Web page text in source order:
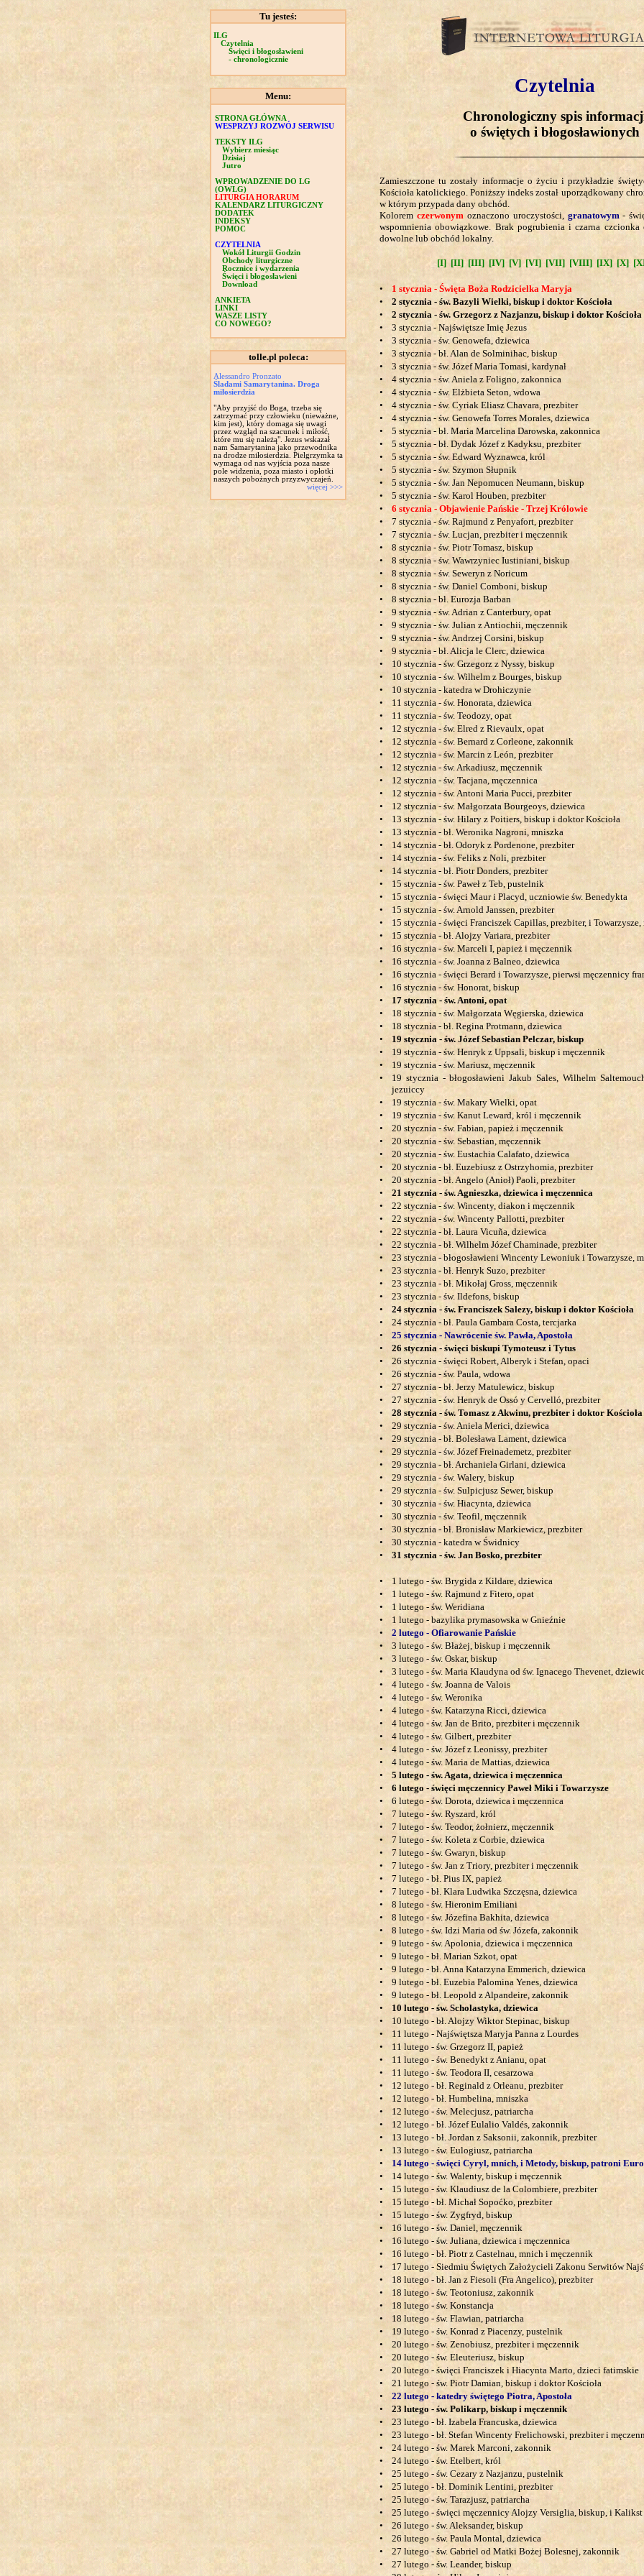
Tu jesteś:
ILG
Czytelnia
Święci i błogosławieni
- chronologicznie
Menu:
STRONA GŁÓWNA
WESPRZYJ ROZWÓJ SERWISU
TEKSTY ILG
Wybierz miesiąc
Dzisiaj
Jutro
WPROWADZENIE DO LG
(OWLG)
LITURGIA HORARUM
KALENDARZ LITURGICZNY
DODATEK
INDEKSY
POMOC
CZYTELNIA
Wokół Liturgii Godzin
Obchody liturgiczne
Rocznice i wydarzenia
Święci i błogosławieni
Download
ANKIETA
LINKI
WASZE LISTY
CO NOWEGO?
tolle.pl poleca:
Alessandro Pronzato
Śladami Samarytanina. Droga
miłosierdzia
"Aby przyjść do Boga, trzeba się
zatrzymać przy człowieku (nieważne,
kim jest), który domaga się uwagi
przez wzgląd na szacunek i miłość,
które mu się należą". Jezus wskazał
nam Samarytanina jako przewodnika
na drodze miłosierdzia. Pielgrzymka ta
wymaga od nas wyjścia poza nasze
pole widzenia, poza miasto i opłotki
naszych pobożnych przyzwyczajeń.
więcej >>>
Czytelnia
Chronologiczny spis
o świętych i błogosławionych
Zamieszczone tu zostały informacje o życiu i przykładzie
Kościoła katolickiego. Poniższy indeks został uporządkowany
w którym przypada dany obchód.
Koloremczerwonymoznaczono uroczystości, granatowym-
wspomnienia obowiązkowe. Brak pogrubienia i czarna czcionka
dowolne lub obchód lokalny.
[I] [II] [III] [IV] [V] [VI] [VII] [VIII] [IX] [X]
•
1 stycznia - Święta Boża Rodzicielka Maryja
•
2 stycznia - św. Bazyli Wielki, biskup i doktor Kościoła
•
2 stycznia - św. Grzegorz z Nazjanzu, biskup i doktor Kościoła
•
3 stycznia - Najświętsze Imię Jezus
•
3 stycznia - św. Genowefa, dziewica
•
3 stycznia - bł. Alan de Solminihac, biskup
•
3 stycznia - św. Józef Maria Tomasi, kardynał
•
4 stycznia - św. Aniela z Foligno, zakonnica
•
4 stycznia - św. Elżbieta Seton, wdowa
•
4 stycznia - św. Cyriak Eliasz Chavara, prezbiter
•
4 stycznia - św. Genowefa Torres Morales, dziewica
•
5 stycznia - bł. Maria Marcelina Darowska, zakonnica
•
5 stycznia - bł. Dydak Józef z Kadyksu, prezbiter
•
5 stycznia - św. Edward Wyznawca, król
•
5 stycznia - św. Szymon Słupnik
•
5 stycznia - św. Jan Nepomucen Neumann, biskup
•
5 stycznia - św. Karol Houben, prezbiter
•
6 stycznia - Objawienie Pańskie - Trzej Królowie
•
7 stycznia - św. Rajmund z Penyafort, prezbiter
•
7 stycznia - św. Lucjan, prezbiter i męczennik
•
8 stycznia - św. Piotr Tomasz, biskup
•
8 stycznia - św. Wawrzyniec Iustiniani, biskup
•
8 stycznia - św. Seweryn z Noricum
•
8 stycznia - św. Daniel Comboni, biskup
•
8 stycznia - bł. Eurozja Barban
•
9 stycznia - św. Adrian z Canterbury, opat
•
9 stycznia - św. Julian z Antiochii, męczennik
•
9 stycznia - św. Andrzej Corsini, biskup
•
9 stycznia - bł. Alicja le Clerc, dziewica
•
10 stycznia - św. Grzegorz z Nyssy, biskup
•
10 stycznia - św. Wilhelm z Bourges, biskup
•
10 stycznia - katedra w Drohiczynie
•
11 stycznia - św. Honorata, dziewica
•
11 stycznia - św. Teodozy, opat
•
12 stycznia - św. Elred z Rievaulx, opat
•
12 stycznia - św. Bernard z Corleone, zakonnik
•
12 stycznia - św. Marcin z León, prezbiter
•
12 stycznia - św. Arkadiusz, męczennik
•
12 stycznia - św. Tacjana, męczennica
•
12 stycznia - św. Antoni Maria Pucci, prezbiter
•
12 stycznia - św. Małgorzata Bourgeoys, dziewica
•
13 stycznia - św. Hilary z Poitiers, biskup i doktor Kościoła
•
13 stycznia - bł. Weronika Nagroni, mniszka
•
14 stycznia - bł. Odoryk z Pordenone, prezbiter
•
14 stycznia - św. Feliks z Noli, prezbiter
•
14 stycznia - bł. Piotr Donders, prezbiter
•
15 stycznia - św. Paweł z Teb, pustelnik
•
15 stycznia - święci Maur i Placyd, uczniowie św. Benedykta
•
15 stycznia - św. Arnold Janssen, prezbiter
•
15 stycznia - święci Franciszek Capillas, prezbiter, i
•
15 stycznia - bł. Alojzy Variara, prezbiter
•
16 stycznia - św. Marceli I, papież i męczennik
•
16 stycznia - św. Joanna z Balneo, dziewica
•
16 stycznia - święci Berard i Towarzysze, pierwsi męczennicy
•
16 stycznia - św. Honorat, biskup
•
17 stycznia - św. Antoni, opat
•
18 stycznia - św. Małgorzata Węgierska, dziewica
•
18 stycznia - bł. Regina Protmann, dziewica
•
19 stycznia - św. Józef Sebastian Pelczar, biskup
•
19 stycznia - św. Henryk z Uppsali, biskup i męczennik
•
19 stycznia - św. Mariusz, męczennik
•
19 stycznia - błogosławieni Jakub Sales, Wilhelm
jezuiccy
•
19 stycznia - św. Makary Wielki, opat
•
19 stycznia - św. Kanut Leward, król i męczennik
•
20 stycznia - św. Fabian, papież i męczennik
•
20 stycznia - św. Sebastian, męczennik
•
20 stycznia - św. Eustachia Calafato, dziewica
•
20 stycznia - bł. Euzebiusz z Ostrzyhomia, prezbiter
•
20 stycznia - bł. Angelo (Anioł) Paoli, prezbiter
•
21 stycznia - św. Agnieszka, dziewica i męczennica
•
22 stycznia - św. Wincenty, diakon i męczennik
•
22 stycznia - św. Wincenty Pallotti, prezbiter
•
22 stycznia - bł. Laura Vicuña, dziewica
•
22 stycznia - bł. Wilhelm Józef Chaminade, prezbiter
•
23 stycznia - błogosławieni Wincenty Lewoniuk i Towarzysze,
•
23 stycznia - bł. Henryk Suzo, prezbiter
•
23 stycznia - bł. Mikołaj Gross, męczennik
•
23 stycznia - św. Ildefons, biskup
•
24 stycznia - św. Franciszek Salezy, biskup i doktor Kościoła
•
24 stycznia - bł. Paula Gambara Costa, tercjarka
•
25 stycznia - Nawrócenie św. Pawła, Apostoła
•
26 stycznia - święci biskupi Tymoteusz i Tytus
•
26 stycznia - święci Robert, Alberyk i Stefan, opaci
•
26 stycznia - św. Paula, wdowa
•
27 stycznia - bł. Jerzy Matulewicz, biskup
•
27 stycznia - św. Henryk de Ossó y Cervelló, prezbiter
•
28 stycznia - św. Tomasz z Akwinu, prezbiter i doktor Kościoła
•
29 stycznia - św. Aniela Merici, dziewica
•
29 stycznia - bł. Bolesława Lament, dziewica
•
29 stycznia - św. Józef Freinademetz, prezbiter
•
29 stycznia - bł. Archaniela Girlani, dziewica
•
29 stycznia - św. Walery, biskup
•
29 stycznia - św. Sulpicjusz Sewer, biskup
•
30 stycznia - św. Hiacynta, dziewica
•
30 stycznia - św. Teofil, męczennik
•
30 stycznia - bł. Bronisław Markiewicz, prezbiter
•
30 stycznia - katedra w Świdnicy
•
31 stycznia - św. Jan Bosko, prezbiter
•
1 lutego - św. Brygida z Kildare, dziewica
•
1 lutego - św. Rajmund z Fitero, opat
•
1 lutego - św. Weridiana
•
1 lutego - bazylika prymasowska w Gnieźnie
•
2 lutego - Ofiarowanie Pańskie
•
3 lutego - św. Błażej, biskup i męczennik
•
3 lutego - św. Oskar, biskup
•
3 lutego - św. Maria Klaudyna od św. Ignacego Thevenet,
•
4 lutego - św. Joanna de Valois
•
4 lutego - św. Weronika
•
4 lutego - św. Katarzyna Ricci, dziewica
•
4 lutego - św. Jan de Brito, prezbiter i męczennik
•
4 lutego - św. Gilbert, prezbiter
•
4 lutego - św. Józef z Leonissy, prezbiter
•
4 lutego - św. Maria de Mattias, dziewica
•
5 lutego - św. Agata, dziewica i męczennica
•
6 lutego - święci męczennicy Paweł Miki i Towarzysze
•
6 lutego - św. Dorota, dziewica i męczennica
•
7 lutego - św. Ryszard, król
•
7 lutego - św. Teodor, żołnierz, męczennik
•
7 lutego - św. Koleta z Corbie, dziewica
•
7 lutego - św. Gwaryn, biskup
•
7 lutego - św. Jan z Triory, prezbiter i męczennik
•
7 lutego - bł. Pius IX, papież
•
7 lutego - bł. Klara Ludwika Szczęsna, dziewica
•
8 lutego - św. Hieronim Emiliani
•
8 lutego - św. Józefina Bakhita, dziewica
•
8 lutego - św. Idzi Maria od św. Józefa, zakonnik
•
9 lutego - św. Apolonia, dziewica i męczennica
•
9 lutego - bł. Marian Szkot, opat
•
9 lutego - bł. Anna Katarzyna Emmerich, dziewica
•
9 lutego - bł. Euzebia Palomina Yenes, dziewica
•
9 lutego - bł. Leopold z Alpandeire, zakonnik
•
10 lutego - św. Scholastyka, dziewica
•
10 lutego - bł. Alojzy Wiktor Stepinac, biskup
•
11 lutego - Najświętsza Maryja Panna z Lourdes
•
11 lutego - św. Grzegorz II, papież
•
11 lutego - św. Benedykt z Anianu, opat
•
11 lutego - św. Teodora II, cesarzowa
•
12 lutego - bł. Reginald z Orleanu, prezbiter
•
12 lutego - bł. Humbelina, mniszka
•
12 lutego - św. Melecjusz, patriarcha
•
12 lutego - bł. Józef Eulalio Valdés, zakonnik
•
13 lutego - bł. Jordan z Saksonii, zakonnik, prezbiter
•
13 lutego - św. Eulogiusz, patriarcha
•
14 lutego - święci Cyryl, mnich, i Metody, biskup, patroni
•
14 lutego - św. Walenty, biskup i męczennik
•
15 lutego - św. Klaudiusz de la Colombiere, prezbiter
•
15 lutego - bł. Michał Sopoćko, prezbiter
•
15 lutego - św. Zygfryd, biskup
•
16 lutego - św. Daniel, męczennik
•
16 lutego - św. Juliana, dziewica i męczennica
•
16 lutego - bł. Piotr z Castelnau, mnich i męczennik
•
17 lutego - Siedmiu Świętych Założycieli Zakonu Serwitów
•
18 lutego - bł. Jan z Fiesoli (Fra Angelico), prezbiter
•
18 lutego - św. Teotoniusz, zakonnik
•
18 lutego - św. Konstancja
•
18 lutego - św. Flawian, patriarcha
•
19 lutego - św. Konrad z Piacenzy, pustelnik
•
20 lutego - św. Zenobiusz, prezbiter i męczennik
•
20 lutego - św. Eleuteriusz, biskup
•
20 lutego - święci Franciszek i Hiacynta Marto, dzieci fatimskie
•
21 lutego - św. Piotr Damian, biskup i doktor Kościoła
•
22 lutego - katedry świętego Piotra, Apostoła
•
23 lutego - św. Polikarp, biskup i męczennik
•
23 lutego - bł. Izabela Francuska, dziewica
•
23 lutego - bł. Stefan Wincenty Frelichowski, prezbiter i
•
24 lutego - św. Marek Marconi, zakonnik
•
24 lutego - św. Etelbert, król
•
25 lutego - św. Cezary z Nazjanzu, pustelnik
•
25 lutego - bł. Dominik Lentini, prezbiter
•
25 lutego - św. Tarazjusz, patriarcha
•
25 lutego - święci męczennicy Alojzy Versiglia, biskup, i Kalikst
•
26 lutego - św. Aleksander, biskup
•
26 lutego - św. Paula Montal, dziewica
•
27 lutego - św. Gabriel od Matki Bożej Bolesnej, zakonnik
•
27 lutego - św. Leander, biskup